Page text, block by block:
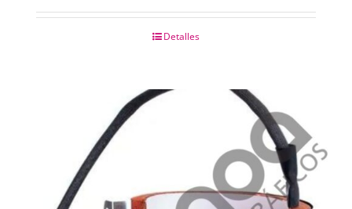
Detalles